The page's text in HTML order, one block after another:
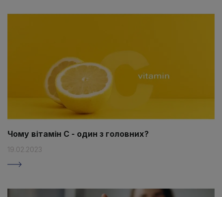
Чому вітамін C - один з головних?
19.02.2023